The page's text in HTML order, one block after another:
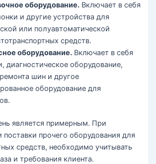
оборудование. Включает в себя
и другие устройства для
или полуавтоматической
средств.
оборудование. Включает в себя
диагностическое оборудование,
шин и другое
оборудование для
является примерным. При
прочего оборудования для
средств, необходимо учитывать
и требования клиента.